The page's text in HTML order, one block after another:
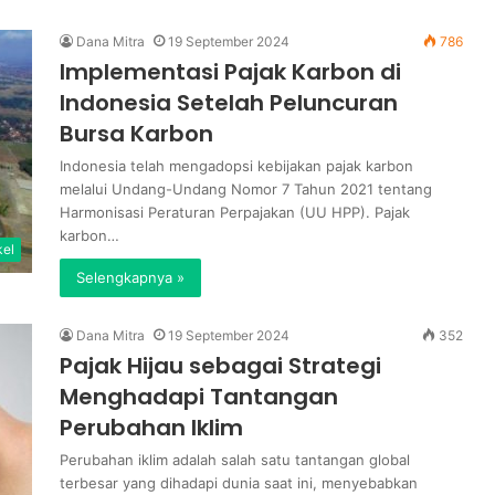
Dana Mitra 19 September 2024 786
Implementasi Pajak Karbon di
Indonesia Setelah Peluncuran
Bursa Karbon
Indonesia telah mengadopsi kebijakan pajak karbon
melalui Undang-Undang Nomor 7 Tahun 2021 tentang
Harmonisasi Peraturan Perpajakan (UU HPP). Pajak
karbon…
Selengkapnya »
Dana Mitra 19 September 2024 352
Pajak Hijau sebagai Strategi
Menghadapi Tantangan
Perubahan Iklim
Perubahan iklim adalah salah satu tantangan global
terbesar yang dihadapi dunia saat ini, menyebabkan
: Tata
Republik
Indonesia
2019-
2024,
Bapak
KH.
Ma’ruf
Pusat
Pembelajaran
of
Excellence)
TOSS,
DHYRECS,
dan
Kompor
Biomassa
6 October 2025
Wakil Presiden Republik Indonesia
periode 2019-2024, Bapak KH.
Ma’ruf Amin meresmikan Pusat
Pembelajaran (Center of
Excellence) TOSS, DHYRECS, dan
Kompor Biomassa